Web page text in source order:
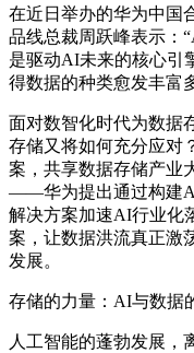
在近日举办的华为中国
品线总裁周跃峰表示：
是驱动AI未来的核心引
得数据的种类愈发丰富
面对数智化时代为数据
存储又将如何充分应对
案，共享数据存储产业
——华为提出通过构建
解决方案加速AI行业化
案，让数据洪流真正激
发展。
存储的力量：AI与数据
人工智能的蓬勃发展，